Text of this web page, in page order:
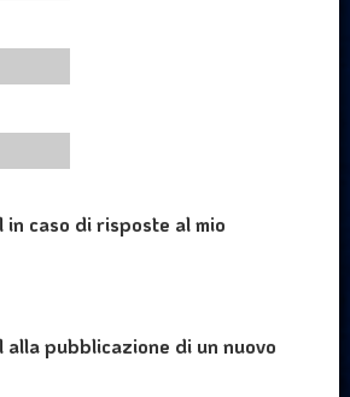
in caso di risposte al mio
alla pubblicazione di un nuovo